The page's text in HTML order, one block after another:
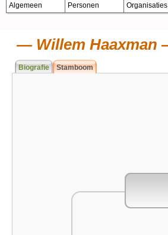
Algemeen Personen Organisaties
Willem Haaxman
Biografie Stamboom